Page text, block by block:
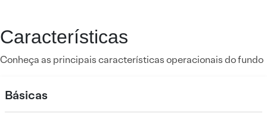
Características
Conheça as principais características operacionais do fundo
Básicas